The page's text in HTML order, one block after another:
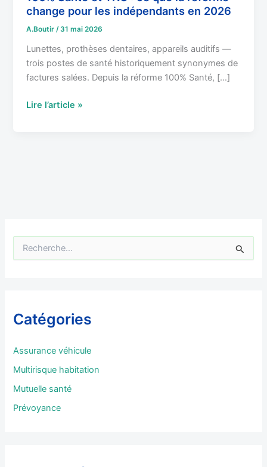
change pour les indépendants en 2026
A.Boutir/ 31 mai 2026
Lunettes, prothèses dentaires, appareils auditifs —
trois postes de santé historiquement synonymes de
factures salées. Depuis la réforme 100% Santé, […]
les
2026
Lire l’article »
e
c
r
Catégories
Assurance véhicule
Multirisque habitation
Mutuelle santé
Prévoyance